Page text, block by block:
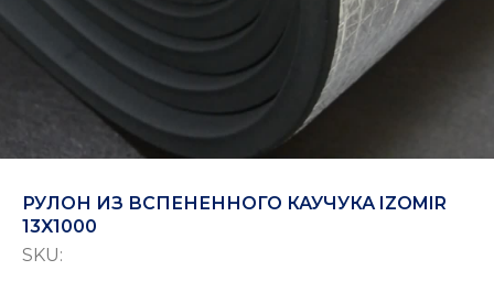
РУЛОН ИЗ ВСПЕНЕННОГО КАУЧУКА IZOMIR
13X1000
SKU: